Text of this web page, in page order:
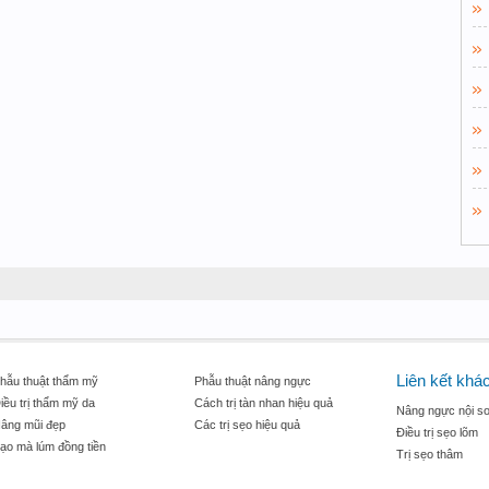
thuật thẩm mỹ
trị thẩm mỹ da
mũi đẹp
mà lúm đồng tiền
Phẫu thuật nâng ngực
Cách trị tàn nhan hiệu quả
Các trị sẹo hiệu quả
Liên kết
Nâng ngực nội
Điều trị sẹo lõm
Trị sẹo thâm